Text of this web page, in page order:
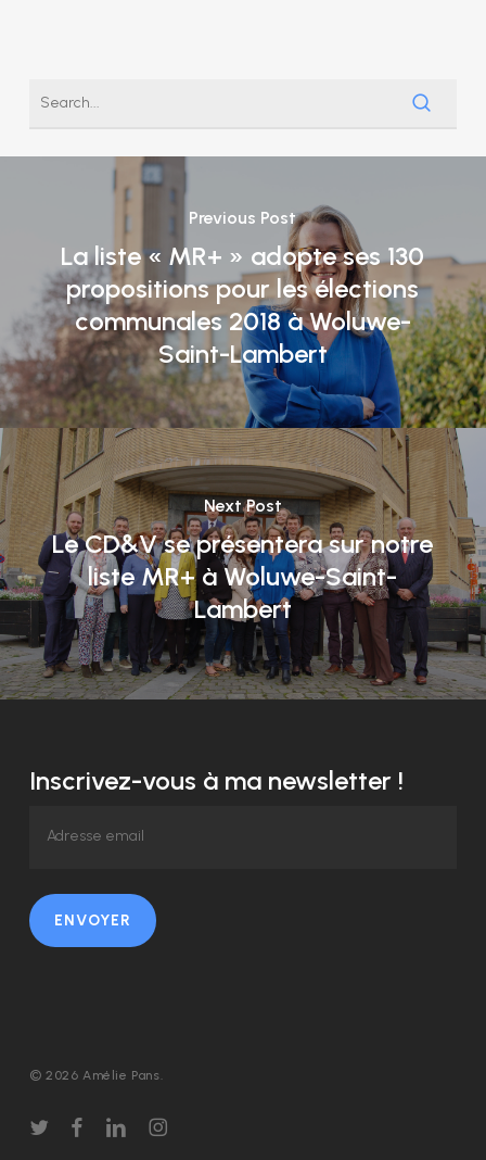
Previous Post
La liste « MR+ » adopte ses 130
propositions pour les élections
communales 2018 à Woluwe-
Saint-Lambert
Next Post
Le CD&V se présentera sur notre
liste MR+ à Woluwe-Saint-
Lambert
Inscrivez-vous à ma newsletter !
ENVOYER
© 2026 Amélie Pans.
twitterfacebooklinkedininstagram